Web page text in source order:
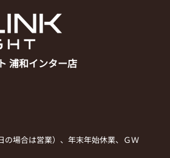
浦和インター店
の場合は営業）、年末年始休業、ＧＷ